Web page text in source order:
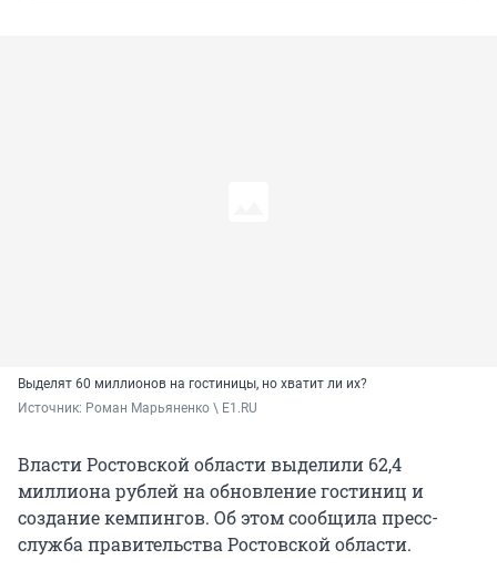
Выделят 60 миллионов на гостиницы, но хватит ли их?
Источник: Роман Марьяненко \ E1.RU
Власти Ростовской области выделили 62,4
миллиона рублей на обновление гостиниц и
создание кемпингов. Об этом сообщила пресс-
служба правительства Ростовской области.